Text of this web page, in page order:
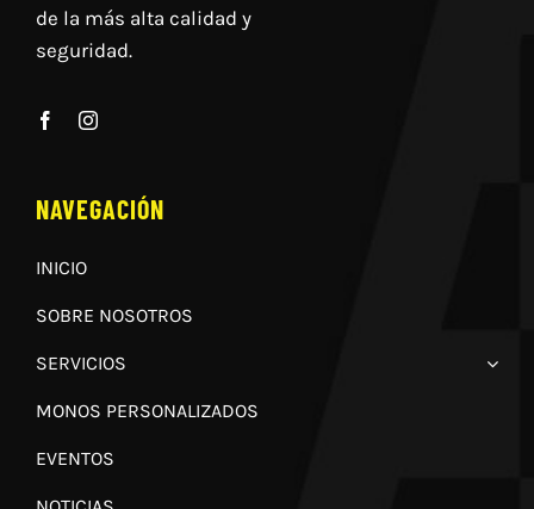
de la más alta calidad y
seguridad.
NAVEGACIÓN
INICIO
SOBRE NOSOTROS
SERVICIOS
MONOS PERSONALIZADOS
EVENTOS